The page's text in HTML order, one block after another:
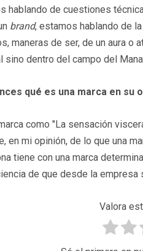
hablando de cuestiones
brand, estamos hablando de
maneras de ser, de un aura
sino dentro del campo del
qué es una marca en su
como "La sensación
en mi opinión, de lo que una
tiene con una marca
de que desde la
Valora